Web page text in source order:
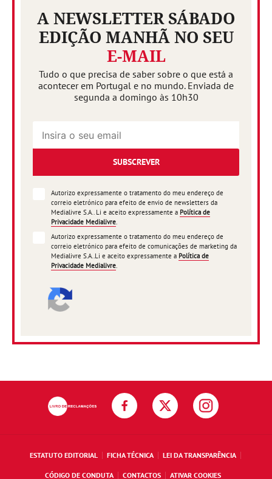
A NEWSLETTER SÁBADO
EDIÇÃO MANHÃ NO SEU
E-MAIL
Tudo o que precisa de saber sobre o que está a
acontecer em Portugal e no mundo. Enviada de
segunda a domingo às 10h30
SUBSCREVER
Autorizo expressamente o tratamento do meu endereço de
correio eletrónico para efeito de envio de newsletters da
Medialivre S.A.. Li e aceito expressamente a Política de
Privacidade Medialivre.
Autorizo expressamente o tratamento do meu endereço de
correio eletrónico para efeito de comunicações de marketing da
Medialivre S.A..Li e aceito expressamente a Política de
Privacidade Medialivre.
ESTATUTO EDITORIAL FICHA TÉCNICA LEI DA TRANSPARÊNCIA
CÓDIGO DE CONDUTA CONTACTOS ATIVAR COOKIES